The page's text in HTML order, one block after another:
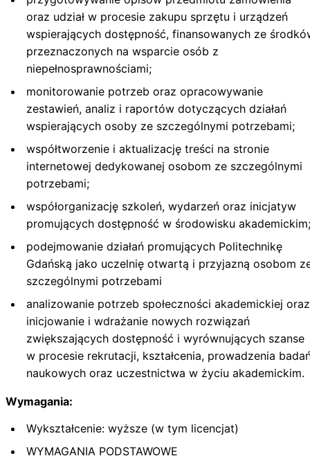
oraz udział w procesie zakupu sprzętu i urządzeń
wspierających dostępność, finansowanych ze
przeznaczonych na wsparcie osób z
niepełnosprawnościami;
monitorowanie potrzeb oraz opracowywanie
zestawień, analiz i raportów dotyczących działań
wspierających osoby ze szczególnymi potrzebami;
współtworzenie i aktualizację treści na stronie
internetowej dedykowanej osobom ze szczególnymi
potrzebami;
współorganizację szkoleń, wydarzeń oraz inicjatyw
promujących dostępność w środowisku akademickim;
podejmowanie działań promujących Politechnikę
Gdańską jako uczelnię otwartą i przyjazną osobom
szczególnymi potrzebami
analizowanie potrzeb społeczności akademickiej oraz
inicjowanie i wdrażanie nowych rozwiązań
zwiększających dostępność i wyrównujących szanse
w procesie rekrutacji, kształcenia, prowadzenia
naukowych oraz uczestnictwa w życiu akademickim.
Wymagania:
Wykształcenie: wyższe (w tym licencjat)
WYMAGANIA PODSTAWOWE